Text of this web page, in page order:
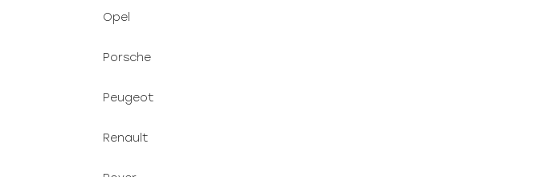
Opel
Porsche
Peugeot
Renault